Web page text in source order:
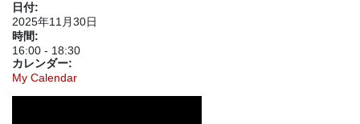
日付:
2025年11月30日
時間:
16:00 - 18:30
カレンダー:
My Calendar